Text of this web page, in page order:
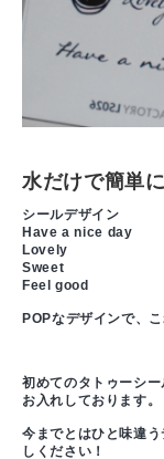
水だけで簡単
シールデザイン
Have a nice day
Lovely
Sweet
Feel good
POPなデザインで、
初めてのタトゥーシ
お入れしております。
今までとはひと味違
しください！